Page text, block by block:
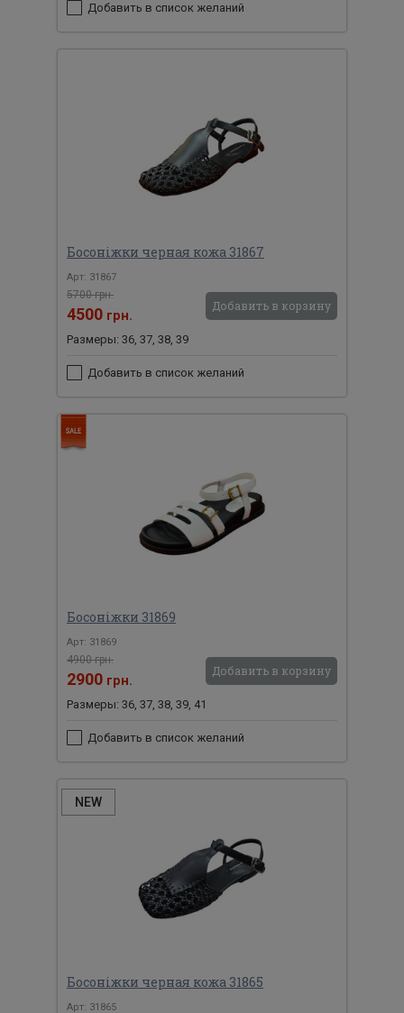
Добавить в список желаний
Босоніжки черная кожа 31867
Арт: 31867
5700 грн.
4500 грн.
Добавить в корзину
Размеры: 36, 37, 38, 39
Добавить в список желаний
Босоніжки 31869
Арт: 31869
4900 грн.
2900 грн.
Добавить в корзину
Размеры: 36, 37, 38, 39, 41
Добавить в список желаний
NEW
Босоніжки черная кожа 31865
Арт: 31865